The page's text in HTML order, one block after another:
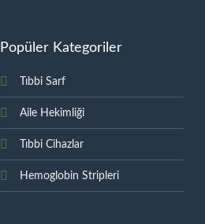
Popüler Kategoriler
Tıbbi Sarf
Aile Hekimliği
Tıbbi Cihazlar
Hemoglobin Stripleri